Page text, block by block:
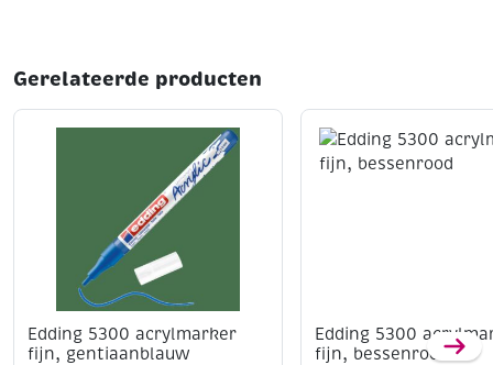
Gerelateerde producten
Edding 5300 acrylmarker
fijn, gentiaanblauw
Edding 5300
fijn, bessenrood